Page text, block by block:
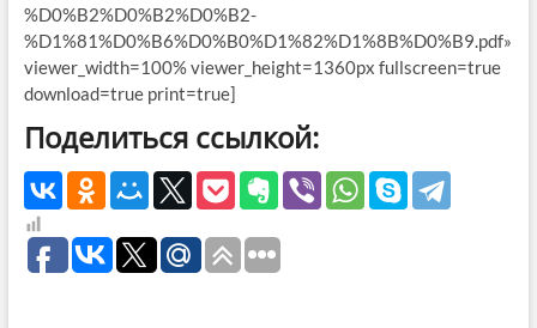
%D0%B2%D0%B2%D0%B2-
%D1%81%D0%B6%D0%B0%D1%82%D1%8B%D0%B9.pdf»
viewer_width=100% viewer_height=1360px fullscreen=true
download=true print=true]
Поделиться ссылкой: